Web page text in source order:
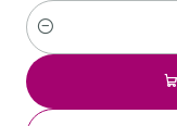
Cantidad